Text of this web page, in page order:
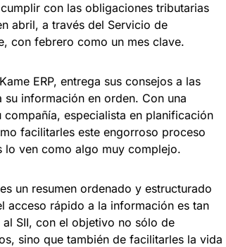
con las obligaciones tributarias
abril, a través del Servicio de
con febrero como un mes clave.
ERP, entrega sus consejos a las
información en orden. Con una
especialista en planificación
facilitarles este engorroso proceso
lo ven como algo muy complejo.
un resumen ordenado y estructurado
acceso rápido a la información es tan
SII, con el objetivo no sólo de
sino que también de facilitarles la vida